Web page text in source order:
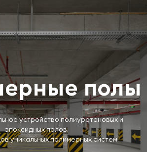
полы
устройство полиуретановых и
эпоксидных полов.
уникальных полимерных систем